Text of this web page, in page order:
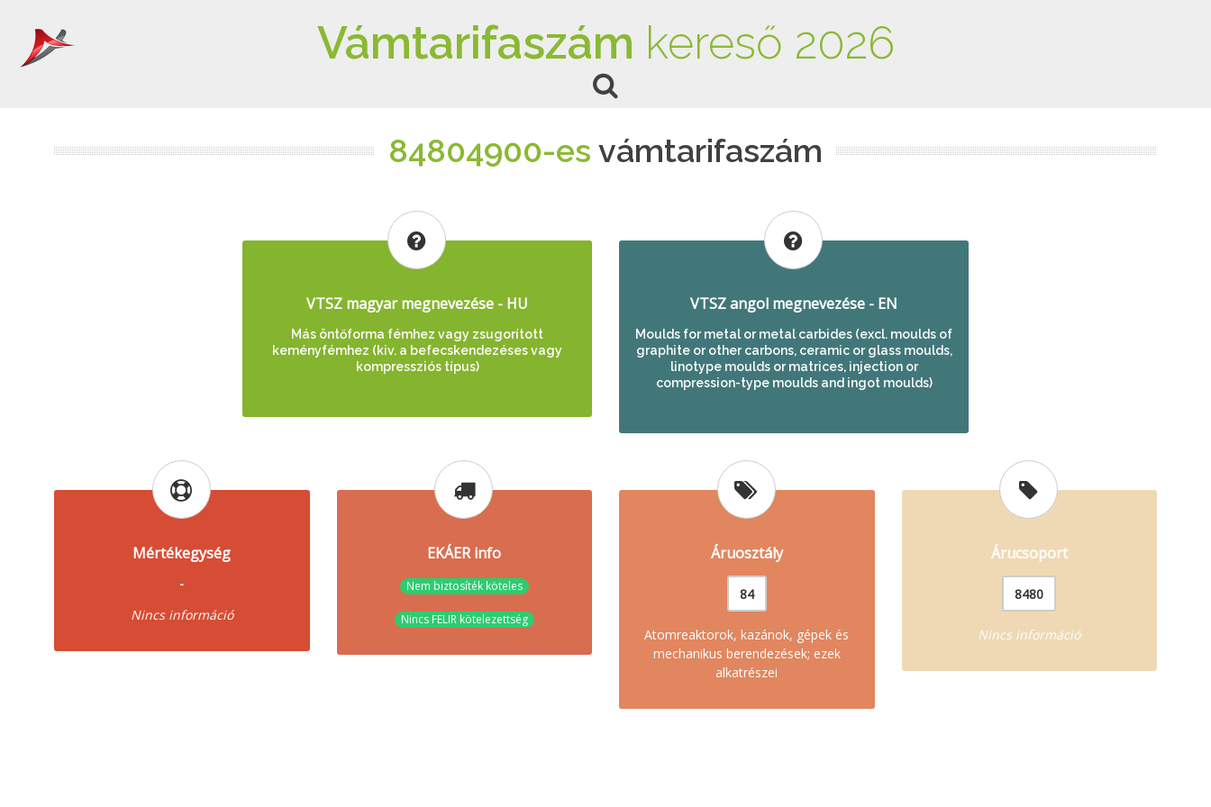
Vámtarifaszám kereső 2026
84804900-es vámtarifaszám
VTSZ magyar megnevezése - HU
Más öntőforma fémhez vagy zsugorított
keményfémhez (kiv. a befecskendezéses vagy
kompressziós típus)
VTSZ angol megnevezése - EN
Moulds for metal or metal carbides (excl. moulds of
graphite or other carbons, ceramic or glass moulds,
linotype moulds or matrices, injection or
compression-type moulds and ingot moulds)
Mértékegység
-
Nincs információ
EKÁER info
Nem biztosíték köteles
Nincs FELIR kötelezettség
Áruosztály
84
Atomreaktorok, kazánok, gépek és
mechanikus berendezések; ezek
alkatrészei
Árucsoport
8480
Nincs információ